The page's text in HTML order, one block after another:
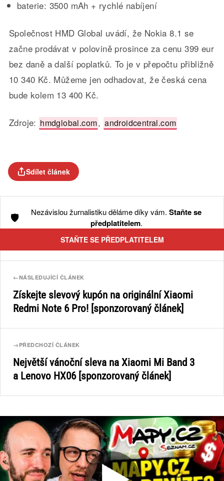
baterie: 3500 mAh + rychlé nabíjení
Společnost HMD Global uvádí, že Nokia 8.1 se
začne prodávat v polovině prosince za cenu 399 eur
bez daně a další poplatků. To je v přepočtu přibližně
10 340 Kč. Můžeme jen odhadovat, že česká cena
bude kolem 13 400 Kč.
Zdroje: hmdglobal.com, androidcentral.com
Sdílet článek
🛡️ Nezávislou žurnalistiku děláme díky vám. Staňte se
předplatitelem.
STAŇTE SE PŘEDPLATITELEM
←NÁSLEDUJÍCÍ ČLÁNEK
Získejte slevový kupón na originální Xiaomi
Redmi Note 6 Pro! [sponzorovaný článek]
→ PŘEDCHOZÍ ČLÁNEK
Největší vánoční sleva na Xiaomi Mi Band 3
a Lenovo HX06 [sponzorovaný článek]